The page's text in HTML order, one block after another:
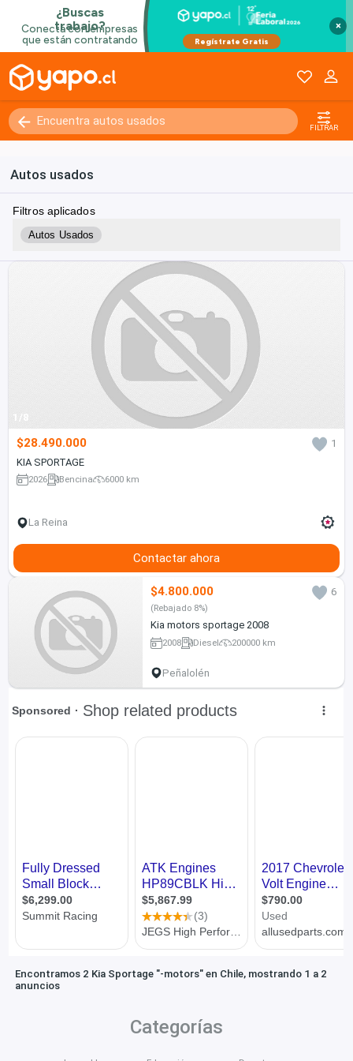
×
FILTRAR
Autos usados
Filtros aplicados
Autos Usados
1/8
$28.490.000
1
KIA SPORTAGE
2026 Bencina 6000 km
La Reina
Contactar ahora
$4.800.000 6
(Rebajado 8%)
Kia motors sportage 2008
2008 Diesel 200000 km
Peñalolén
Encontramos 2 Kia Sportage "-motors" en Chile, mostrando 1 a 2
anuncios
Categorías